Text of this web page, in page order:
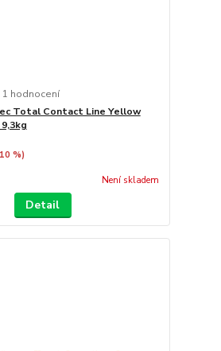
1 hodnocení
Total Contact Line Yellow
%)
Není skladem
Detail